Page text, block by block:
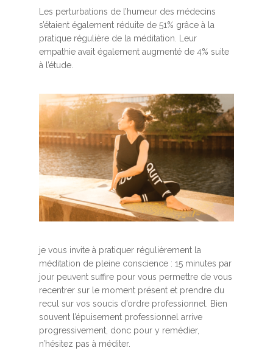
Les perturbations de l’humeur des médecins
s’étaient également réduite de 51% grâce à la
pratique régulière de la méditation. Leur
empathie avait également augmenté de 4% suite
à l’étude.
je vous invite à pratiquer régulièrement la
méditation de pleine conscience : 15 minutes par
jour peuvent suffire pour vous permettre de vous
recentrer sur le moment présent et prendre du
recul sur vos soucis d’ordre professionnel. Bien
souvent l’épuisement professionnel arrive
progressivement, donc pour y remédier,
n’hésitez pas à méditer.